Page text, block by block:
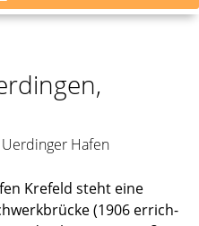
Hafen
Krefeld steht eine
(1906 errich­